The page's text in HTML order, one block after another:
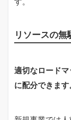
リソースの無
適切なロード
に配分できます